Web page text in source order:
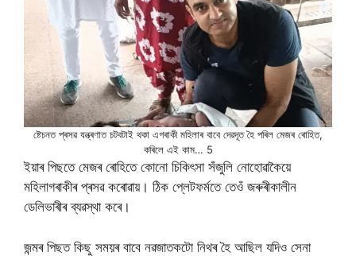
ষ্টেচনত প্ৰসৱ যন্ত্ৰণাত চটবটাই থকা এগৰাকী মহিলাৰ বাবে দেৱদূত হৈ পৰিল মেজৰ ৰোহিত,
কৰিলে এই কাম… 5
ইয়াৰ পিছতে মেজৰ ৰোহিতে কোনো চিকিৎসা সঁজুলি নোহোৱাকৈয়ে
মহিলাগৰাকীৰ প্ৰসৱ কৰোৱায়। ঠিক প্লেটফৰ্মতে তেওঁ জৰুৰীকালীন
ডেলিভাৰীৰ ব্যৱস্থা কৰে।
জন্মৰ পিছত কিছু সময়ৰ বাবে নৱজাতকটো নিথৰ হৈ আছিল যদিও সেনা